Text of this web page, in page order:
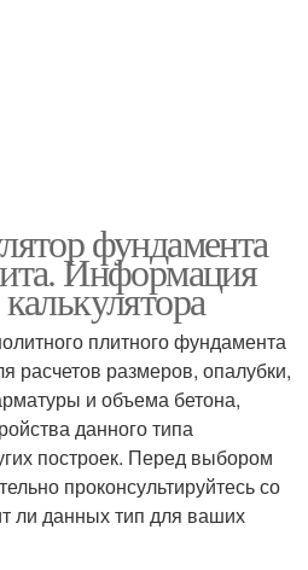
фундамента
Информация
плитного фундамента
расчетов размеров, опалубки,
и объема бетона,
данного типа
построек. Перед выбором
проконсультируйтесь со
ли данных тип для ваших